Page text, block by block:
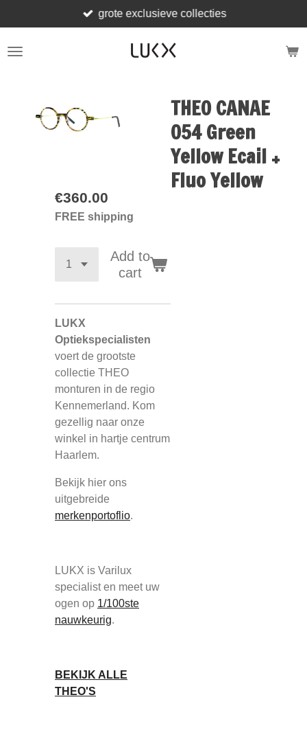
to
main
grote exclusieve collecties
THEO CANAE
054 Green
Yellow Ecail +
Fluo Yellow
€360.00
FREE shipping
Add to
cart
LUKX
Optiekspecialisten
voert de grootste
collectie THEO
monturen in de regio
Kennemerland. Kom
gezellig naar onze
winkel in hartje centrum
Haarlem.
Bekijk hier ons
uitgebreide
merkenportoflio.
LUKX is Varilux
specialist en meet uw
ogen op 1/100ste
nauwkeurig.
BEKIJK ALLE
THEO'S